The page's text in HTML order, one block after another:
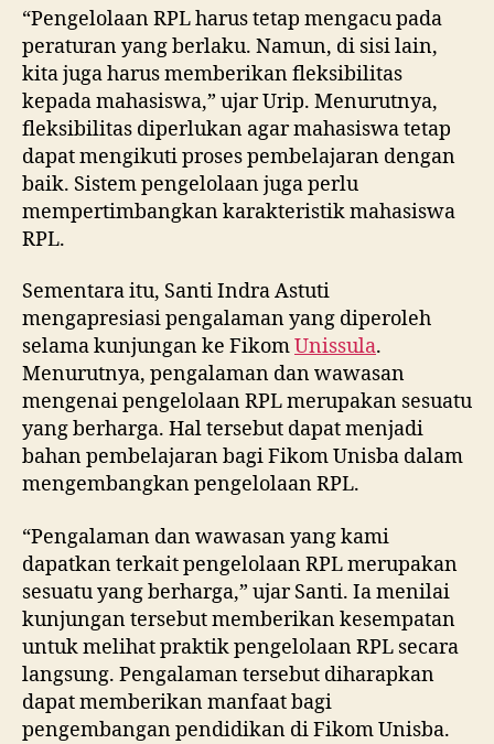
“Pengelolaan RPL harus tetap mengacu pada
peraturan yang berlaku. Namun, di sisi lain,
kita juga harus memberikan fleksibilitas
kepada mahasiswa,” ujar Urip. Menurutnya,
fleksibilitas diperlukan agar mahasiswa tetap
dapat mengikuti proses pembelajaran dengan
baik. Sistem pengelolaan juga perlu
mempertimbangkan karakteristik mahasiswa
RPL.
Sementara itu, Santi Indra Astuti
mengapresiasi pengalaman yang diperoleh
selama kunjungan ke FikomUnissula.
Menurutnya, pengalaman dan wawasan
mengenai pengelolaan RPL merupakan sesuatu
yang berharga. Hal tersebut dapat menjadi
bahan pembelajaran bagi Fikom Unisba dalam
mengembangkan pengelolaan RPL.
“Pengalaman dan wawasan yang kami
dapatkan terkait pengelolaan RPL merupakan
sesuatu yang berharga,” ujar Santi. Ia menilai
kunjungan tersebut memberikan kesempatan
untuk melihat praktik pengelolaan RPL secara
langsung. Pengalaman tersebut diharapkan
dapat memberikan manfaat bagi
pengembangan pendidikan di Fikom Unisba.